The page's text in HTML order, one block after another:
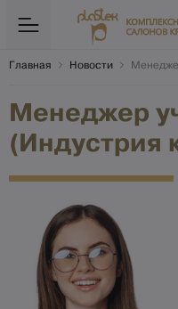
Главная Новости
Менеджер
(Индустрия